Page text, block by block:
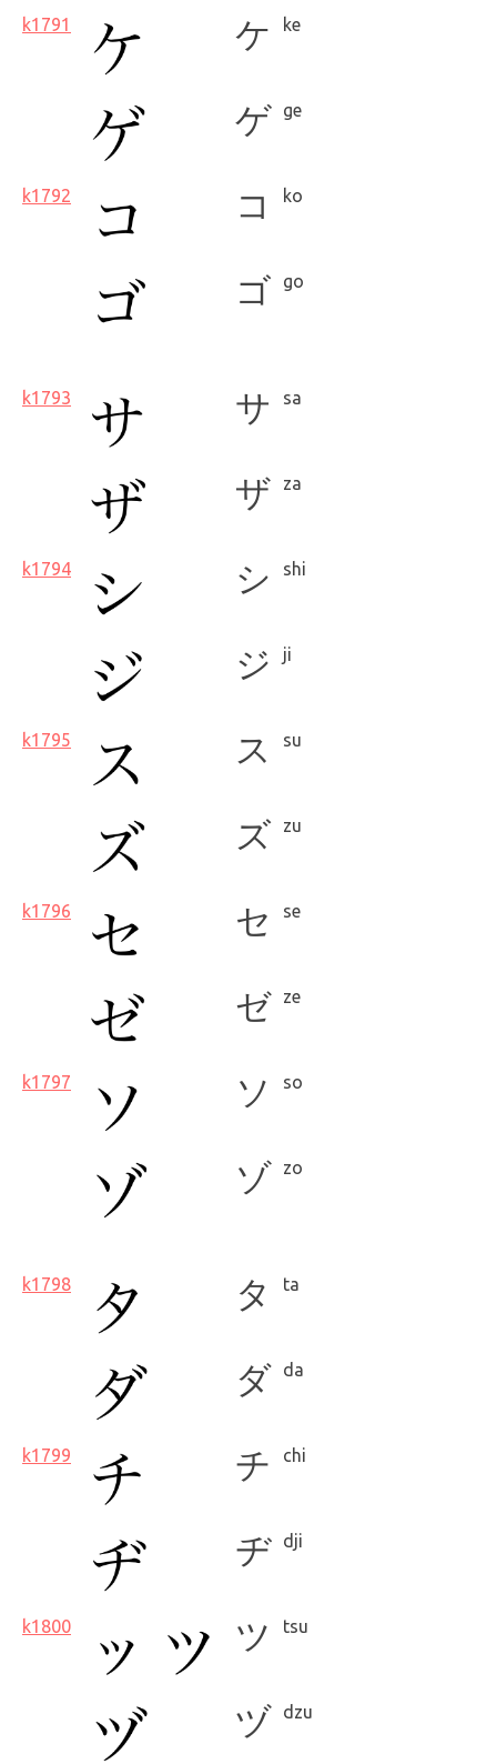
k1791 ケ ke
ゲ ge
k1792 コ ko
ゴ go
k1793 サ sa
ザ za
k1794 シ shi
ジ ji
k1795 ス su
ズ zu
k1796 セ se
ゼ ze
k1797 ソ so
ゾ zo
k1798 タ ta
ダ da
k1799 チ chi
ヂ dji
k1800 ツ tsu
ヅ dzu